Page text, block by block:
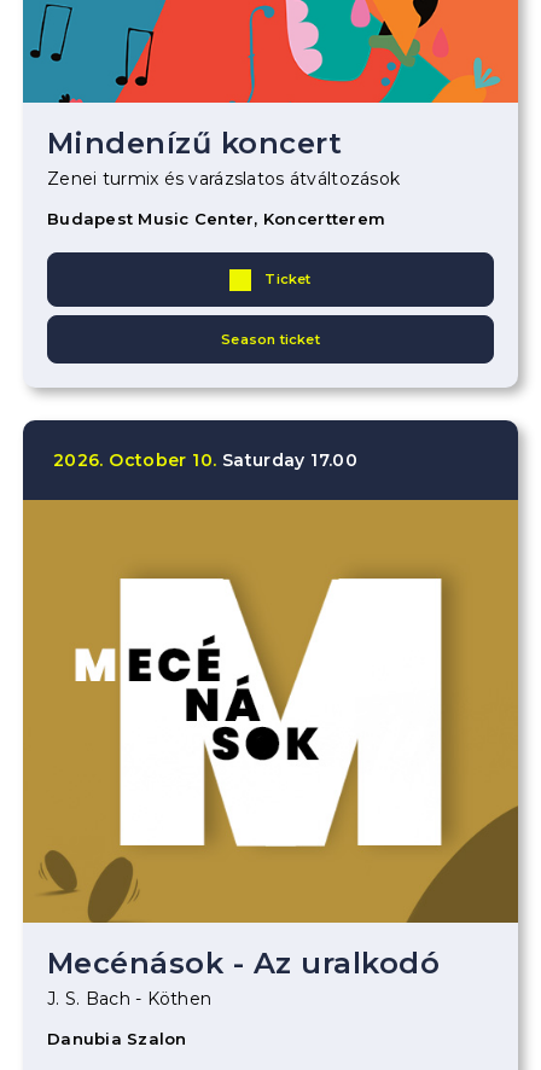
Mindenízű koncert
Zenei turmix és varázslatos átváltozások
Budapest Music Center, Koncertterem
Ticket
Season ticket
2026. October 10. Saturday 17.00
Mecénások - Az uralkodó
J. S. Bach - Köthen
Danubia Szalon